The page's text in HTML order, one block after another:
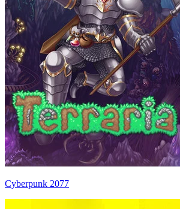
Cyberpunk 2077